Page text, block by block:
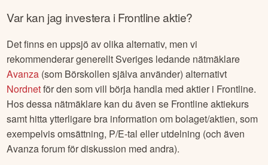
Var kan jag investera iFrontlineaktie?
Det finns en uppsjö av olika alternativ, men vi
rekommenderar generellt Sveriges ledande nätmäklare
Avanza (som Börskollen själva använder) alternativt
Nordnetför den som vill börja handla med aktier i Frontline.
Hos dessa nätmäklare kan du även se Frontlineaktiekurs
samt hitta ytterligare bra information om bolaget/aktien, som
exempelvis omsättning, P/E-tal eller utdelning (och även
Avanza forum för diskussion med andra).